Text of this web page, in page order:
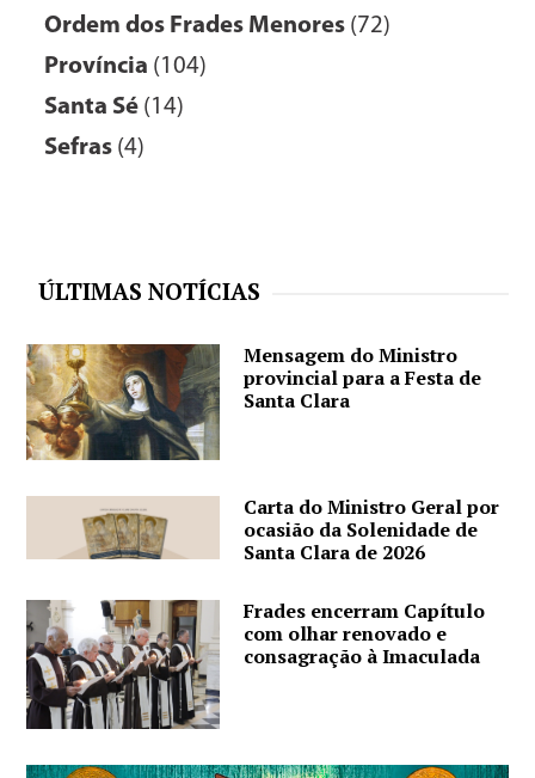
Ordem dos Frades Menores (72)
Província (104)
Santa Sé (14)
Sefras (4)
ÚLTIMAS NOTÍCIAS
Mensagem do Ministro
provincial para a Festa de
Santa Clara
Carta do Ministro Geral por
ocasião da Solenidade de
Santa Clara de 2026
Frades encerram Capítulo
com olhar renovado e
consagração à Imaculada